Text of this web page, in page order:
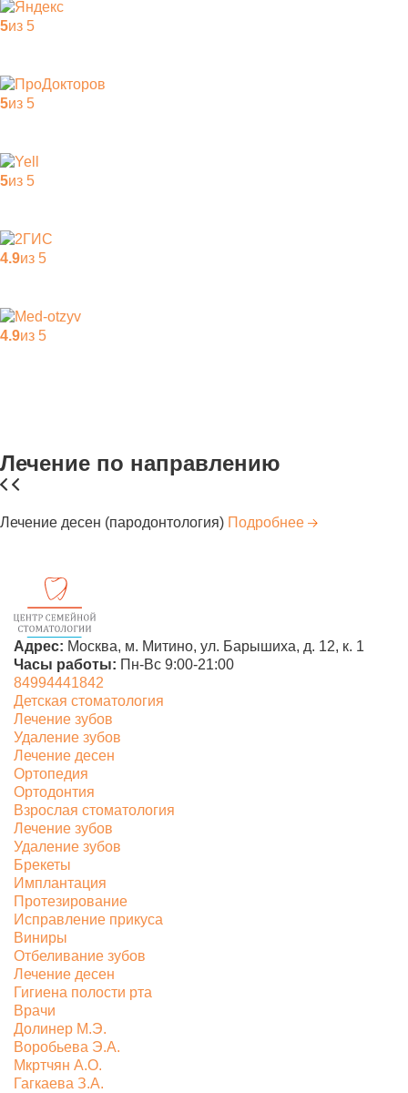
5из 5
5из 5
5из 5
4.9из 5
4.9из 5
Лечение по направлению
Лечение десен (пародонтология) Подробнее
Адрес: Москва, м. Митино, ул. Барышиха, д. 12, к. 1
Часы работы: Пн-Вс 9:00-21:00
84994441842
Детская стоматология
Лечение зубов
Удаление зубов
Лечение десен
Ортопедия
Ортодонтия
Взрослая стоматология
Лечение зубов
Удаление зубов
Брекеты
Имплантация
Протезирование
Исправление прикуса
Виниры
Отбеливание зубов
Лечение десен
Гигиена полости рта
Врачи
Долинер М.Э.
Воробьева Э.А.
Мкртчян А.О.
Гагкаева З.А.